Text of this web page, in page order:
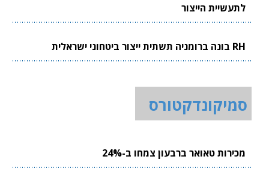
לתעשיית הייצור
RH בונה ברומניה תשתית ייצור ביטחוני ישראלית
סמיקונדקטורס
מכירות טאואר ברבעון צמחו ב-24%